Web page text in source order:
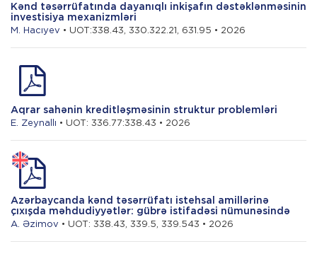
Kənd təsərrüfatında dayanıqlı inkişafın dəstəklənməsinin
investisiya mexanizmləri
M. Hacıyev • UOT:338.43, 330.322.21, 631.95 • 2026
Aqrar sahənin kreditləşməsinin struktur problemləri
E. Zeynallı • UOT: 336.77:338.43 • 2026
Azərbaycanda kənd təsərrüfatı istehsal amillərinə
çıxışda məhdudiyyətlər: gübrə istifadəsi nümunəsində
A. Əzimov • UOT: 338.43, 339.5, 339.543 • 2026